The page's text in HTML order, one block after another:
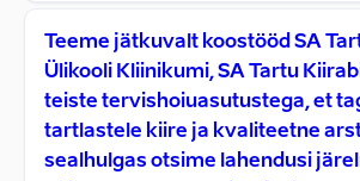
Teeme jätkuvalt koostööd SA
Ülikooli Kliinikumi, SA Tartu
teiste tervishoiuasutustega, et
tartlastele kiire ja kvaliteetne
sealhulgas otsime lahendusi